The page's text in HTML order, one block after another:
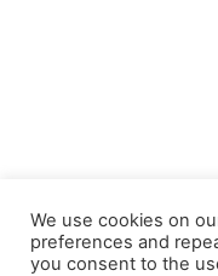
We use cookies on
preferences and
you consent to the